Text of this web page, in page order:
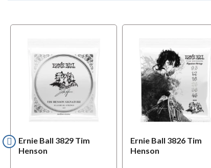
Ernie Ball 3829 Tim
Henson
Ernie Ball 3826 Tim
Henson